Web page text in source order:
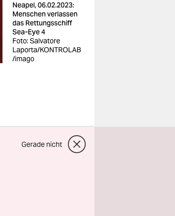
Neapel, 06.02.2023:
Menschen verlassen
das Rettungsschiff
Sea-Eye 4
Foto: Salvatore
Laporta/KONTROLAB
/imago
Gerade nicht